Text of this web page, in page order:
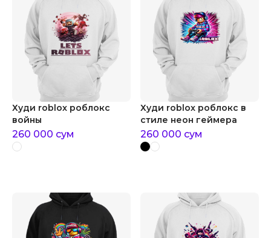
Худи roblox роблокс
войны
260 000 сум
Худи roblox роблокс в
стиле неон геймера
260 000 сум